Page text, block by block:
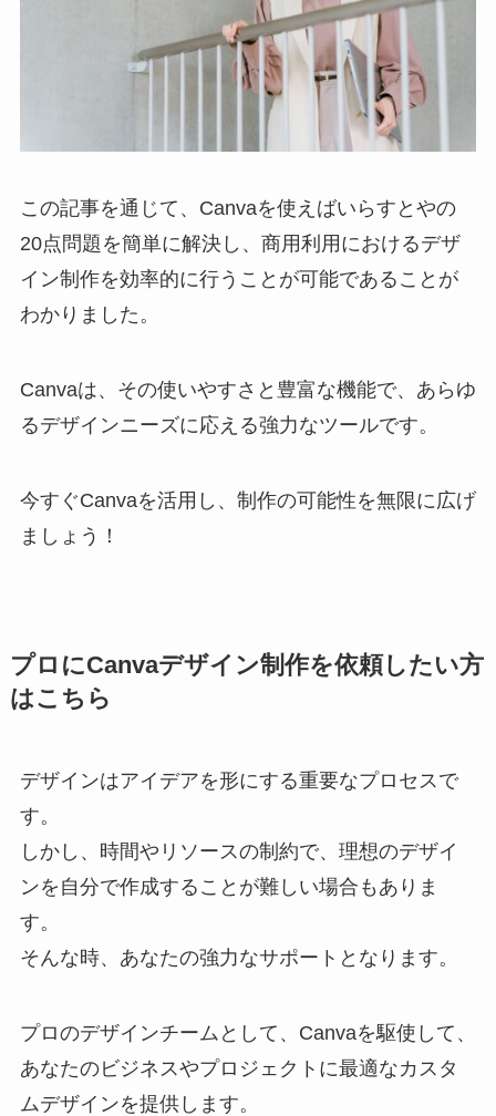
この記事を通じて、Canvaを使えばいらすとやの
20点問題を簡単に解決し、商用利用におけるデザ
イン制作を効率的に行うことが可能であることが
わかりました。
Canvaは、その使いやすさと豊富な機能で、あらゆ
るデザインニーズに応える強力なツールです。
今すぐCanvaを活用し、制作の可能性を無限に広げ
ましょう！
プロにCanvaデザイン制作を依頼したい方
はこちら
デザインはアイデアを形にする重要なプロセスで
す。
しかし、時間やリソースの制約で、理想のデザイ
ンを自分で作成することが難しい場合もありま
す。
そんな時、あなたの強力なサポートとなります。
プロのデザインチームとして、Canvaを駆使して、
あなたのビジネスやプロジェクトに最適なカスタ
ムデザインを提供します。